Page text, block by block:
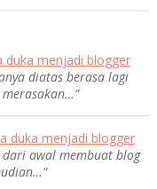
duka menjadi blogger
diatas berasa lagi
duka menjadi blogger
dari awal membuat blog